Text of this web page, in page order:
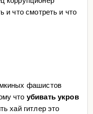
-
-
забыть,
и что смотреть и что
фашистов
что убивать укров
хай гитлер это